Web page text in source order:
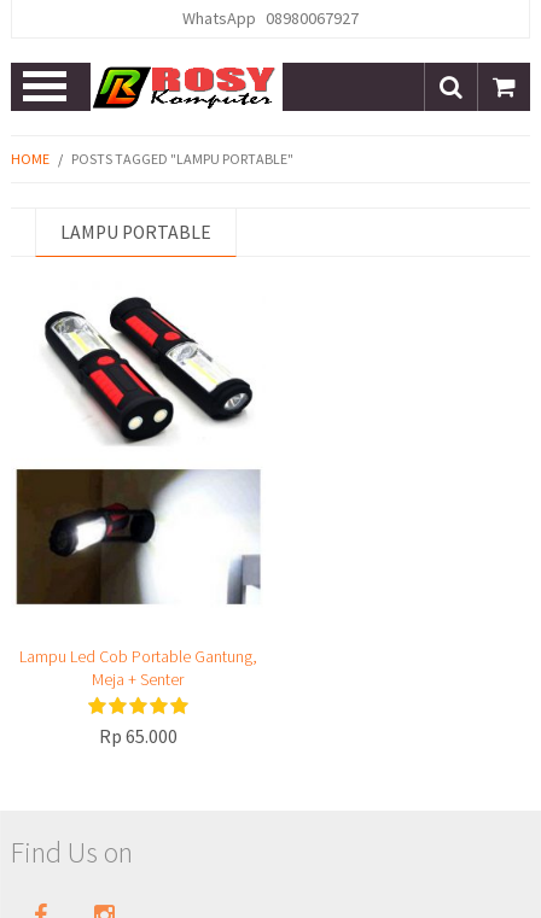
WhatsApp 08980067927
Open
Menu
HOME / POSTS TAGGED "LAMPU PORTABLE"
LAMPU PORTABLE
Lampu Led Cob Portable Gantung,
Meja + Senter
Rp 65.000
Find Us on